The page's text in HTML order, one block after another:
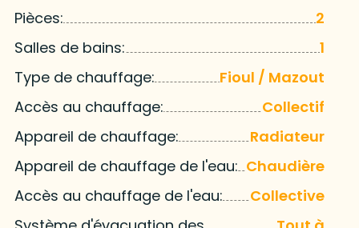
Pièces:
2
Salles de bains:
1
Type de chauffage:
Fioul / Mazout
Accès au chauffage:
Collectif
Appareil de chauffage:
Radiateur
Appareil de chauffage de l'eau: Chaudière
Accès au chauffage de l'eau:
Collective